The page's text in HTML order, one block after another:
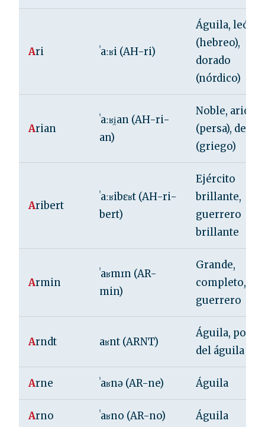
Ari ˈaːʁi (AH-ri)
Águila, león
(hebreo),
dorado
(nórdico)
Arian
ˈaːʁi̯an (AH-ri-
an)
Noble, ario
(persa), de
(griego)
Aribert
ˈaːʁibɛʁt (AH-ri-
bert)
Ejército
brillante,
guerrero
brillante
Armin
ˈaʁmɪn (AR-
min)
Grande,
completo,
guerrero
Arndt aʁnt (ARNT)
Águila, poder
del águila
Arne ˈaʁnə (AR-ne) Águila
Arno ˈaʁno (AR-no) Águila